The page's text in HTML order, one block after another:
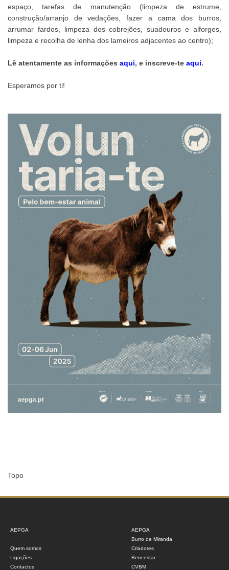
espaço, tarefas de manutenção (limpeza de estrume,
construção/arranjo de vedações, fazer a cama dos burros,
arrumar fardos, limpeza dos cobrejões, suadouros e alforges,
limpeza e recolha de lenha dos lameiros adjacentes ao centro);
Lê atentamente as informações aqui, e inscreve-te aqui.
Esperamos por ti!
Topo
AEPGA
Quem somos
Ligações
Contactos
AEPGA
Burro de Miranda
Criadores
Bem-estar
CVBM